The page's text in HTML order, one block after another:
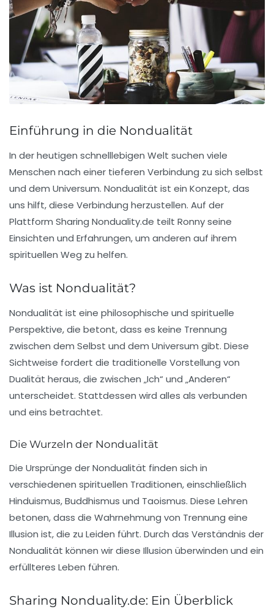
Einführung in die Nondualität
In der heutigen schnelllebigen Welt suchen viele
Menschen nach einer tieferen Verbindung zu sich selbst
und dem Universum. Nondualität ist ein Konzept, das
uns hilft, diese Verbindung herzustellen. Auf der
Plattform Sharing Nonduality.de teilt Ronny seine
Einsichten und Erfahrungen, um anderen auf ihrem
spirituellen Weg zu helfen.
Was ist Nondualität?
Nondualität ist eine philosophische und spirituelle
Perspektive, die betont, dass es keine Trennung
zwischen dem Selbst und dem Universum gibt. Diese
Sichtweise fordert die traditionelle Vorstellung von
Dualität heraus, die zwischen „Ich“ und „Anderen“
unterscheidet. Stattdessen wird alles als verbunden
und eins betrachtet.
Die Wurzeln der Nondualität
Die Ursprünge der Nondualität finden sich in
verschiedenen spirituellen Traditionen, einschließlich
Hinduismus, Buddhismus und Taoismus. Diese Lehren
betonen, dass die Wahrnehmung von Trennung eine
Illusion ist, die zu Leiden führt. Durch das Verständnis der
Nondualität können wir diese Illusion überwinden und ein
erfüllteres Leben führen.
Sharing Nonduality.de: Ein Überblick